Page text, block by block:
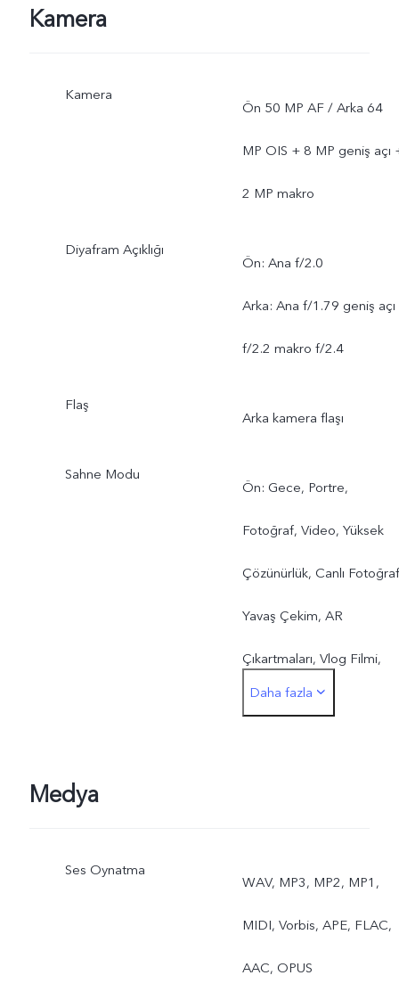
Kamera
Kamera
Ön 50 MP AF / Arka 64
MP OIS + 8 MP geniş açı
2 MP makro
Diyafram Açıklığı
Ön: Ana f/2.0
Arka: Ana f/1.79 geniş açı
f/2.2 makro f/2.4
Flaş
Arka kamera flaşı
Sahne Modu
Ön: Gece, Portre,
Fotoğraf, Video, Yüksek
Çözünürlük, Canlı
Yavaş Çekim, AR
Çıkartmaları, Vlog Filmi,
Çift Pozlama, İkili
Daha fazla
Medya
Ses Oynatma
WAV, MP3, MP2, MP1,
MIDI, Vorbis, APE, FLAC,
AAC, OPUS